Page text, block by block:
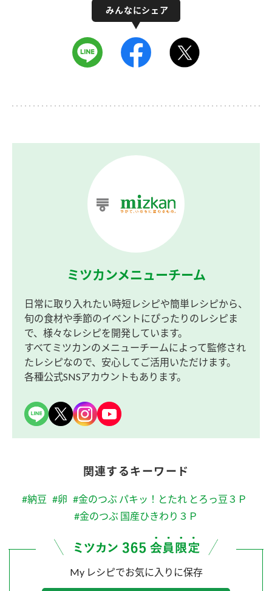
ミツカンメニューチーム
日常に取り入れたい時短レシピや簡単レシピから、
旬の食材や季節のイベントにぴったりのレシピま
で、様々なレシピを開発しています。
すべてミツカンのメニューチームによって監修され
たレシピなので、安心してご活用いただけます。
各種公式SNSアカウントもあります。
関連するキーワード
#納豆 #卵 #金のつぶ パキッ！とたれ とろっ豆３Ｐ
#金のつぶ 国産ひきわり３Ｐ
My レシピでお気に入りに保存